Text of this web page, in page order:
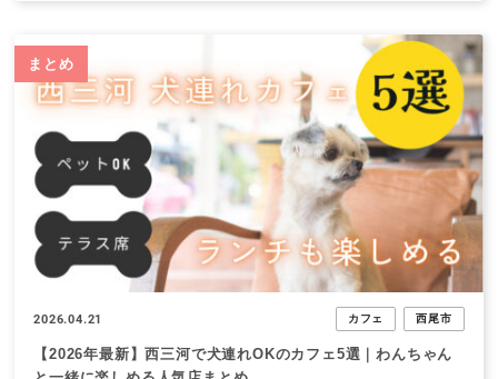
まとめ
2026.04.21 カフェ 西尾市
【2026年最新】西三河で犬連れOKのカフェ5選｜わんちゃん